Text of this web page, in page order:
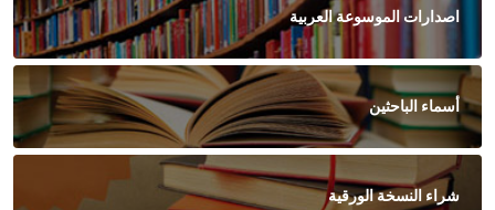
اصدارات الموسوعة العربية
أسماء الباحثين
شراء النسخة الورقية